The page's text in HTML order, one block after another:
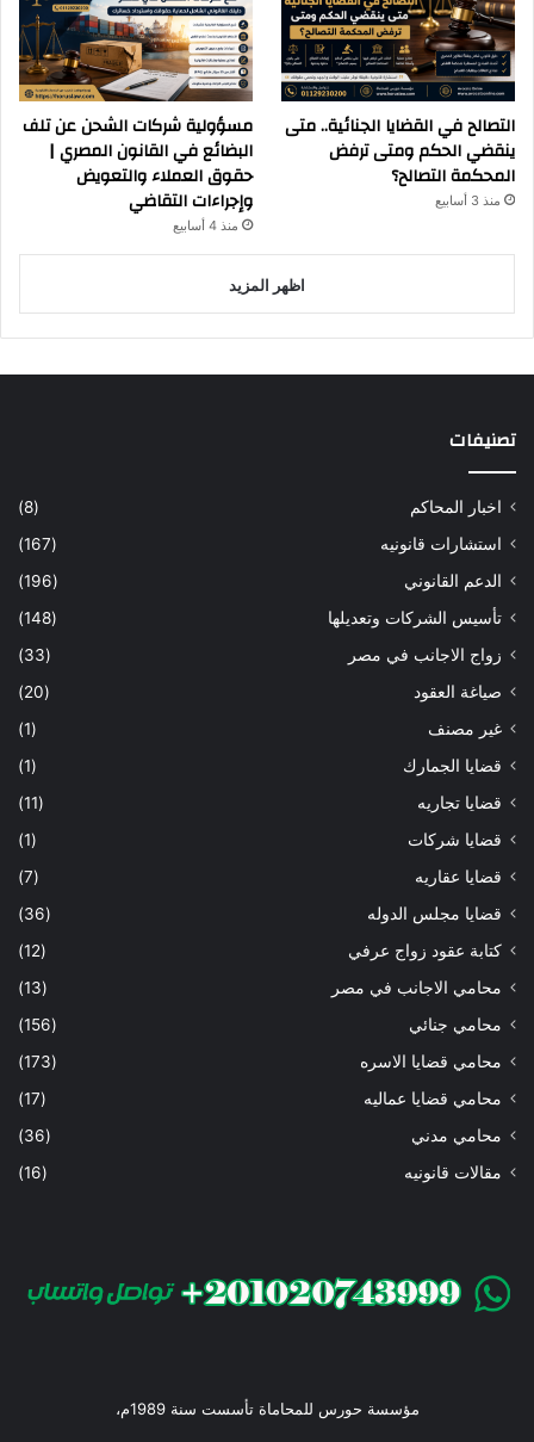
التصالح في القضايا الجنائية.. متى
ينقضي الحكم ومتى ترفض
المحكمة التصالح؟
منذ 3 أسابيع
مسؤولية شركات الشحن عن تلف
البضائع في القانون المصري |
حقوق العملاء والتعويض
وإجراءات التقاضي
منذ 4 أسابيع
اظهر المزيد
تصنيفات
اخبار المحاكم
(8)
استشارات قانونيه
(167)
الدعم القانوني
(196)
تأسيس الشركات وتعديلها
(148)
زواج الاجانب في مصر
(33)
صياغة العقود
(20)
غير مصنف
(1)
قضايا الجمارك
(1)
قضايا تجاريه
(11)
قضايا شركات
(1)
قضايا عقاريه
(7)
قضايا مجلس الدوله
(36)
كتابة عقود زواج عرفي
(12)
محامي الاجانب في مصر
(13)
محامي جنائي
(156)
محامي قضايا الاسره
(173)
محامي قضايا عماليه
(17)
محامي مدني
(36)
مقالات قانونيه
(16)
مؤسسة حورس للمحاماة تأسست سنة 1989م،